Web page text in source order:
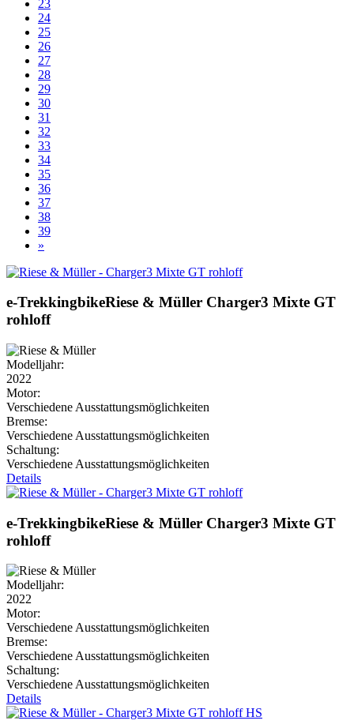
23
24
25
26
27
28
29
30
31
32
33
34
35
36
37
38
39
»
e-TrekkingbikeRiese & Müller Charger3 Mixte GT
rohloff
Modelljahr:
2022
Motor:
Verschiedene Ausstattungsmöglichkeiten
Bremse:
Verschiedene Ausstattungsmöglichkeiten
Schaltung:
Verschiedene Ausstattungsmöglichkeiten
Details
e-TrekkingbikeRiese & Müller Charger3 Mixte GT
rohloff
Modelljahr:
2022
Motor:
Verschiedene Ausstattungsmöglichkeiten
Bremse:
Verschiedene Ausstattungsmöglichkeiten
Schaltung:
Verschiedene Ausstattungsmöglichkeiten
Details